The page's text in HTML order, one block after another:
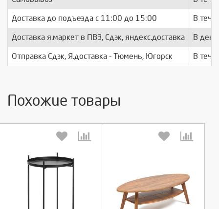
Доставка до подъезда c 11:00 до 15:00 В
Доставка я.маркет в ПВЗ, Сдэк, яндекс.доставка В день
Отправка Сдэк, Я.доставка - Тюмень, Югорск В
Похожие товары
Выберите количество: